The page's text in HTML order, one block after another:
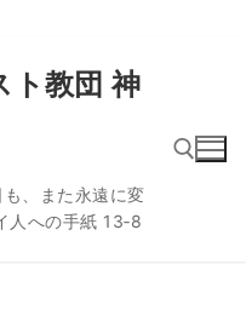
ト教団 神
、また永遠に変
人への手紙 13‐8